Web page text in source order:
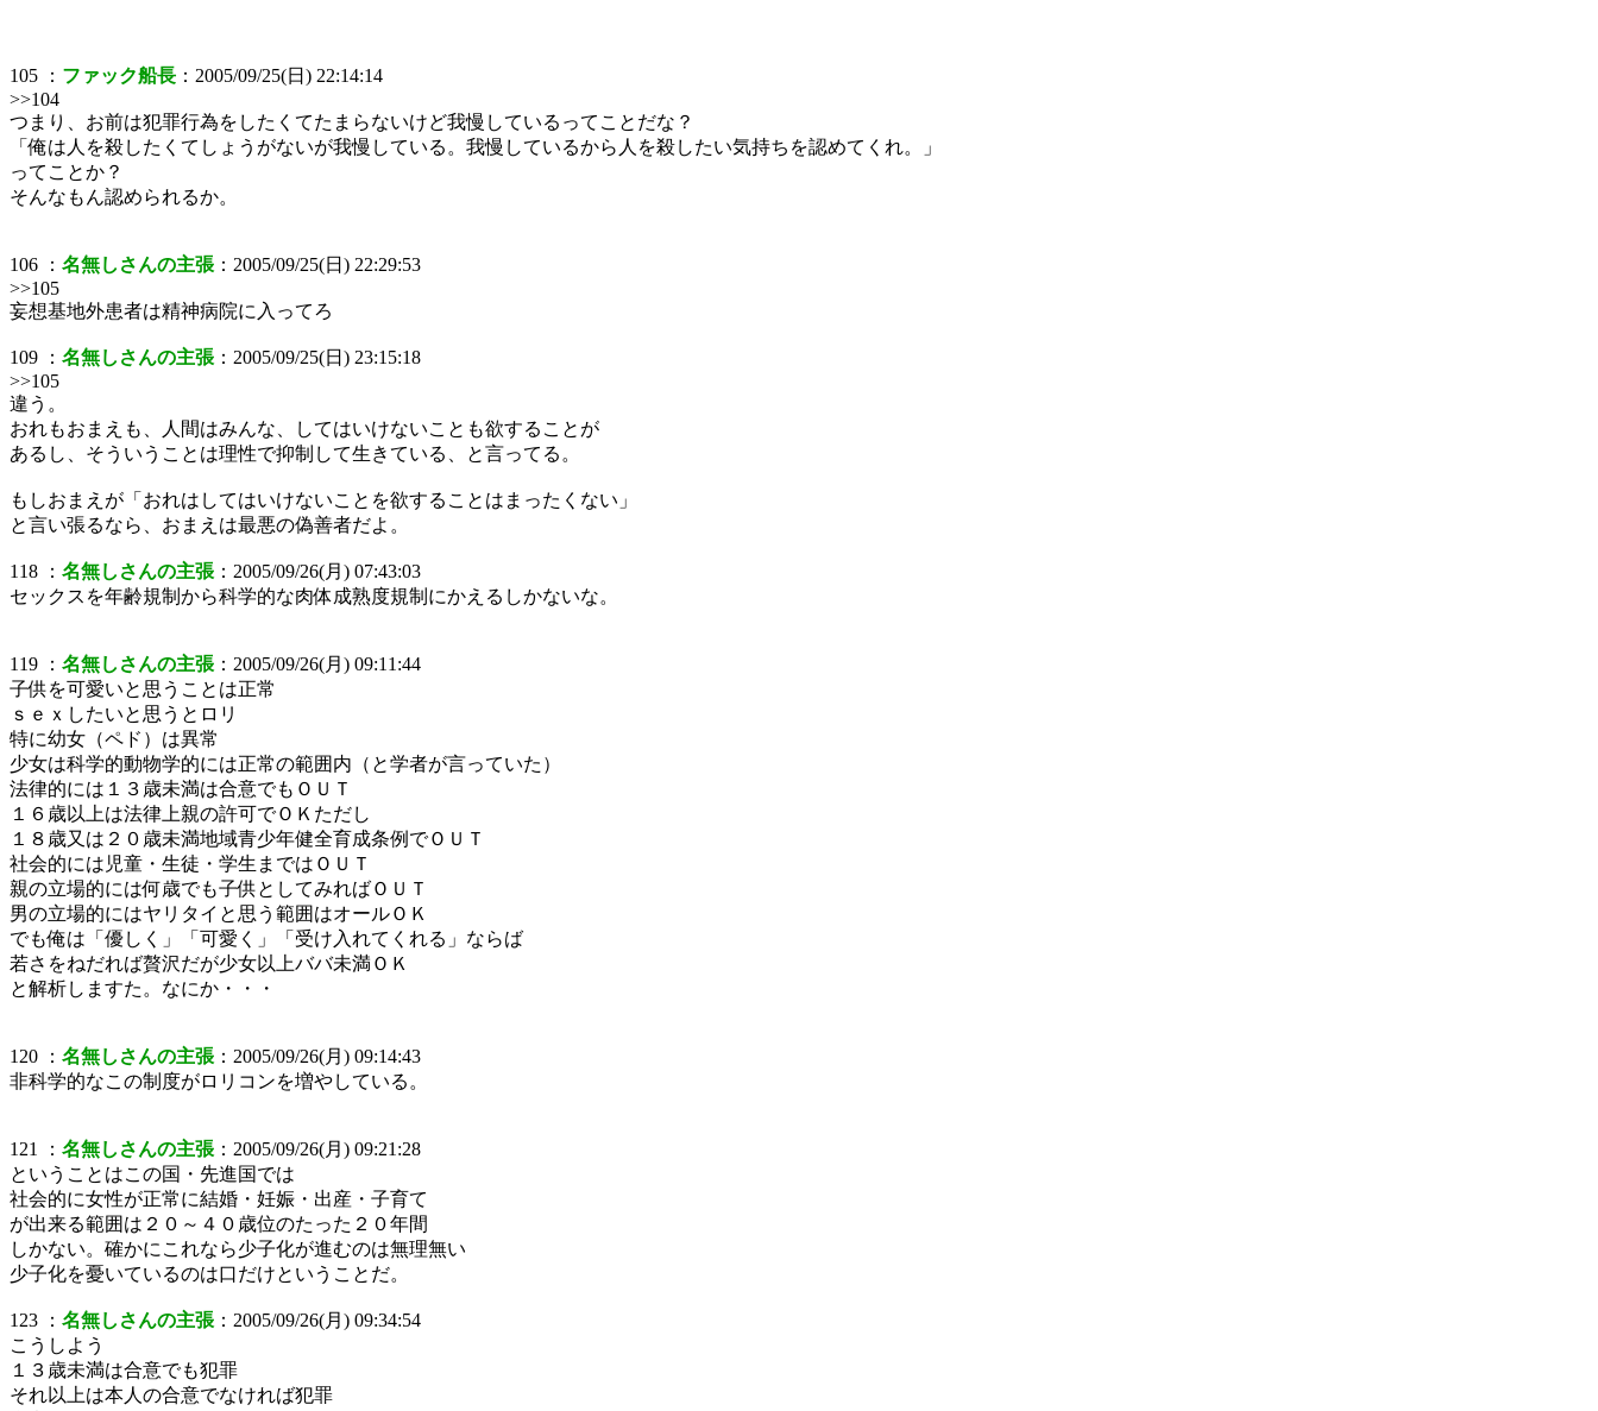
105 ： ファック船長 ：2005/09/25(日) 22:14:14
>>104
つまり、お前は犯罪行為をしたくてたまらないけど我慢しているってことだな？
「俺は人を殺したくてしょうがないが我慢している。我慢しているから人を殺したい気持ちを認めてくれ。」
ってことか？
そんなもん認められるか。
106 ： 名無しさんの主張 ：2005/09/25(日) 22:29:53
>>105
妄想基地外患者は精神病院に入ってろ
109 ： 名無しさんの主張 ：2005/09/25(日) 23:15:18
>>105
違う。
おれもおまえも、人間はみんな、してはいけないことも欲することが
あるし、そういうことは理性で抑制して生きている、と言ってる。
もしおまえが「おれはしてはいけないことを欲することはまったくない」
と言い張るなら、おまえは最悪の偽善者だよ。
118 ： 名無しさんの主張 ：2005/09/26(月) 07:43:03
セックスを年齢規制から科学的な肉体成熟度規制にかえるしかないな。
119 ： 名無しさんの主張 ：2005/09/26(月) 09:11:44
子供を可愛いと思うことは正常
ｓｅｘしたいと思うとロリ
特に幼女（ペド）は異常
少女は科学的動物学的には正常の範囲内（と学者が言っていた）
法律的には１３歳未満は合意でもＯＵＴ
１６歳以上は法律上親の許可でＯＫただし
１８歳又は２０歳未満地域青少年健全育成条例でＯＵＴ
社会的には児童・生徒・学生まではＯＵＴ
親の立場的には何歳でも子供としてみればＯＵＴ
男の立場的にはヤリタイと思う範囲はオールＯＫ
でも俺は「優しく」「可愛く」「受け入れてくれる」ならば
若さをねだれば贅沢だが少女以上ババ未満ＯＫ
と解析しますた。なにか・・・
120 ： 名無しさんの主張 ：2005/09/26(月) 09:14:43
非科学的なこの制度がロリコンを増やしている。
121 ： 名無しさんの主張 ：2005/09/26(月) 09:21:28
ということはこの国・先進国では
社会的に女性が正常に結婚・妊娠・出産・子育て
が出来る範囲は２０～４０歳位のたった２０年間
しかない。確かにこれなら少子化が進むのは無理無い
少子化を憂いているのは口だけということだ。
123 ： 名無しさんの主張 ：2005/09/26(月) 09:34:54
こうしよう
１３歳未満は合意でも犯罪
それ以上は本人の合意でなければ犯罪